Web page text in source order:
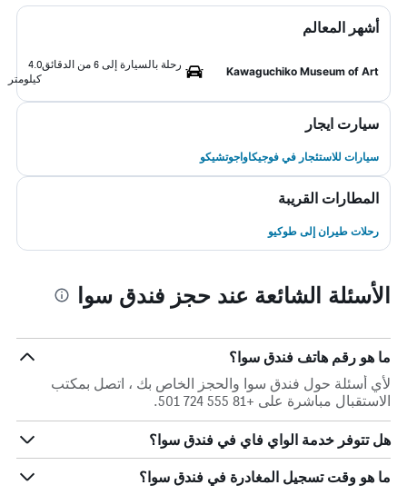
أشهر المعالم
Kawaguchiko Museum of Art
رحلة بالسيارة إلى 6 من الدقائق
4.0
كيلومتر
سيارت ايجار
سيارات للاستئجار في فوجيكاواجوتشيكو
المطارات القريبة
رحلات طيران إلى طوكيو
الأسئلة الشائعة عند حجز فندق سوا
ما هو رقم هاتف فندق سوا؟
لأي أسئلة حول فندق سوا والحجز الخاص بك ، اتصل بمكتب
الاستقبال مباشرة على +81 555 724 501.
هل تتوفر خدمة الواي فاي في فندق سوا؟
ما هو وقت تسجيل المغادرة في فندق سوا؟